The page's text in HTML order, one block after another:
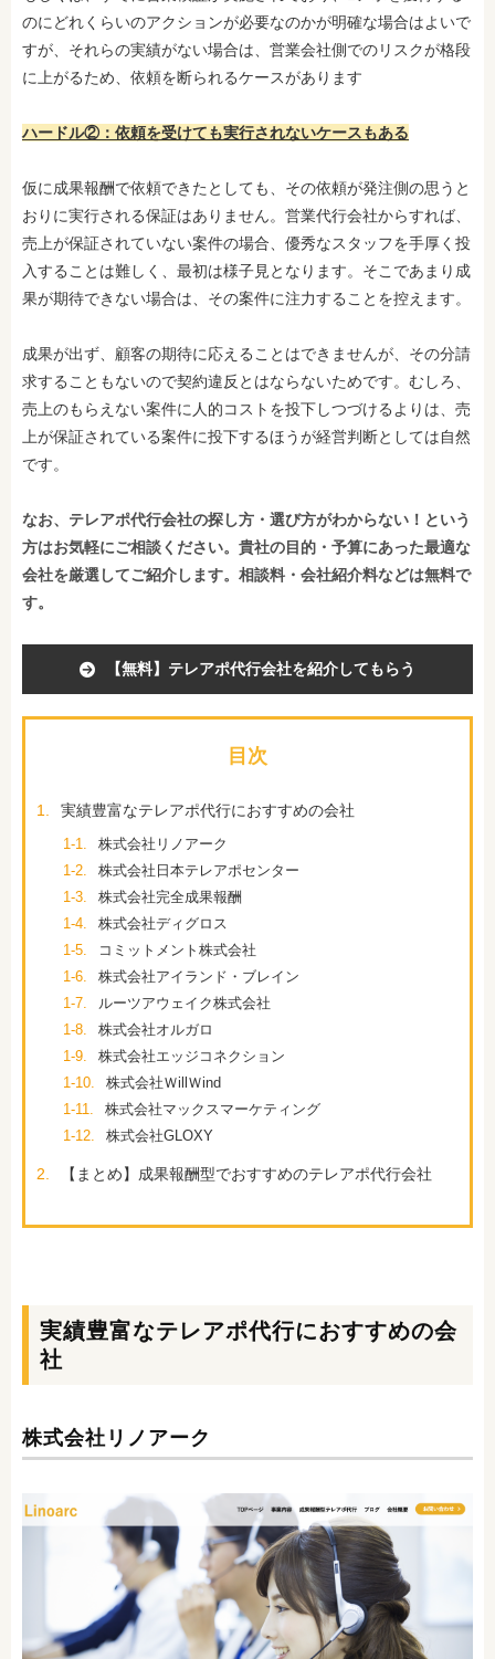
のにどれくらいのアクションが必要なのかが明確な場合はよいで
すが、それらの実績がない場合は、営業会社側でのリスクが格段
に上がるため、依頼を断られるケースがあります
ハードル②：依頼を受けても実行されないケースもある
仮に成果報酬で依頼できたとしても、その依頼が発注側の思うと
おりに実行される保証はありません。営業代行会社からすれば、
売上が保証されていない案件の場合、優秀なスタッフを手厚く投
入することは難しく、最初は様子見となります。そこであまり成
果が期待できない場合は、その案件に注力することを控えます。
成果が出ず、顧客の期待に応えることはできませんが、その分請
求することもないので契約違反とはならないためです。むしろ、
売上のもらえない案件に人的コストを投下しつづけるよりは、売
上が保証されている案件に投下するほうが経営判断としては自然
です。
なお、テレアポ代行会社の探し方・選び方がわからない！という
方はお気軽にご相談ください。貴社の目的・予算にあった最適な
会社を厳選してご紹介します。相談料・会社紹介料などは無料で
す。
【無料】テレアポ代行会社を紹介してもらう
目次
1. 実績豊富なテレアポ代行におすすめの会社
1-1.
株式会社リノアーク
1-2.
株式会社日本テレアポセンター
1-3.
株式会社完全成果報酬
1-4.
株式会社ディグロス
1-5.
コミットメント株式会社
1-6.
株式会社アイランド・ブレイン
1-7.
ルーツアウェイク株式会社
1-8.
株式会社オルガロ
1-9.
株式会社エッジコネクション
1-10.
株式会社ＷillＷind
1-11.
株式会社マックスマーケティング
1-12.
株式会社GLOXY
2. 【まとめ】成果報酬型でおすすめのテレアポ代行会社
実績豊富なテレアポ代行におすすめの会
社
株式会社リノアーク